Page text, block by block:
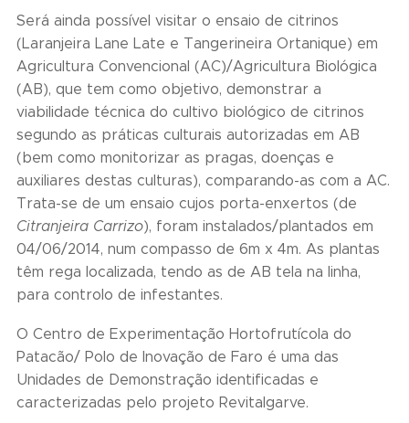
Será ainda possível visitar o ensaio de citrinos
(Laranjeira Lane Late e Tangerineira Ortanique) em
Agricultura Convencional (AC)/Agricultura Biológica
(AB), que tem como objetivo, demonstrar a
viabilidade técnica do cultivo biológico de citrinos
segundo as práticas culturais autorizadas em AB
(bem como monitorizar as pragas, doenças e
auxiliares destas culturas), comparando-as com a AC.
Trata-se de um ensaio cujos porta-enxertos (de
Citranjeira Carrizo), foram instalados/plantados em
04/06/2014, num compasso de 6m x 4m. As plantas
têm rega localizada, tendo as de AB tela na linha,
para controlo de infestantes.
O Centro de Experimentação Hortofrutícola do
Patacão/ Polo de Inovação de Faro é uma das
Unidades de Demonstração identificadas e
caracterizadas pelo projeto Revitalgarve.